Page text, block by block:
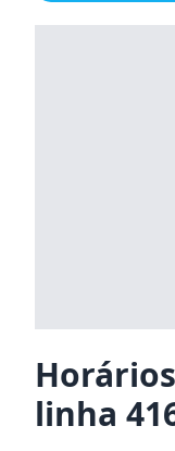
linha